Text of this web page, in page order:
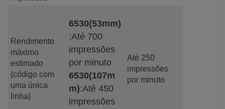
Rendimento
máximo
estimado
(código com
uma única
linha)
6530(53mm)
:Até 700
impressões
por minuto
6530(107m
m):Até 450
impressões
Até 250
impressões
por minuto